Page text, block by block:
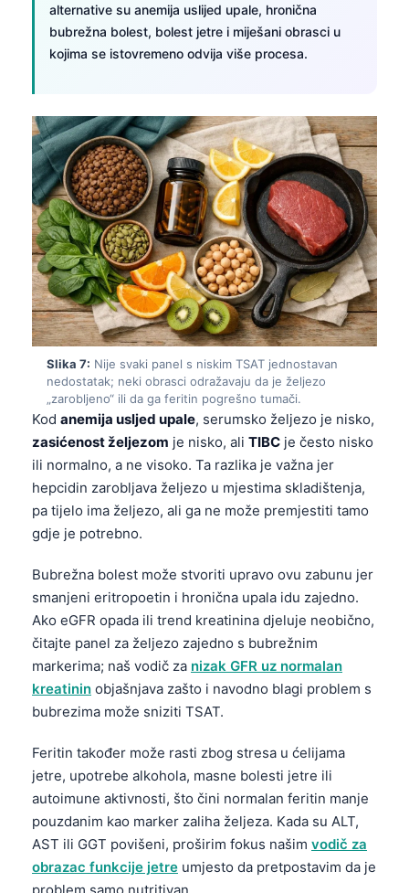
alternative su anemija uslijed upale, hronična
bubrežna bolest, bolest jetre i miješani obrasci u
kojima se istovremeno odvija više procesa.
Slika 7: Nije svaki panel s niskim TSAT jednostavan
nedostatak; neki obrasci odražavaju da je željezo
„zarobljeno“ ili da ga feritin pogrešno tumači.
Kod anemija usljed upale, serumsko željezo je nisko,
zasićenost željezom je nisko, ali TIBC je često nisko
ili normalno, a ne visoko. Ta razlika je važna jer
hepcidin zarobljava željezo u mjestima skladištenja,
pa tijelo ima željezo, ali ga ne može premjestiti tamo
gdje je potrebno.
Bubrežna bolest može stvoriti upravo ovu zabunu jer
smanjeni eritropoetin i hronična upala idu zajedno.
Ako eGFR opada ili trend kreatinina djeluje neobično,
čitajte panel za željezo zajedno s bubrežnim
markerima; naš vodič za nizak GFR uz normalan
kreatinin objašnjava zašto i navodno blagi problem s
bubrezima može sniziti TSAT.
Feritin također može rasti zbog stresa u ćelijama
jetre, upotrebe alkohola, masne bolesti jetre ili
autoimune aktivnosti, što čini normalan feritin manje
pouzdanim kao marker zaliha željeza. Kada su ALT,
AST ili GGT povišeni, proširim fokus našim vodič za
obrazac funkcije jetre umjesto da pretpostavim da je
problem samo nutritivan.
Nederlands
हिन्दी
Bahasa Indonesia
Հայերեն
Српски језик
Svenska
Azərbaycan dili
Eesti
日本語
ქართული
Lietuvių kalba
Polski
한국어
Slovenščina
Magyar
Shqip
বাংলা
اردو
मराठी
తెలుగు
தமிழ்
ગુજરાતી
Bahasa Melayu
Tiếng Việt